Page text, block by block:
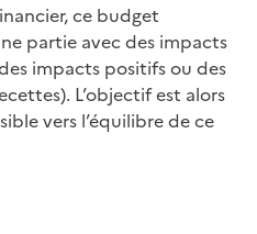
ce budget
partie avec des impacts
impacts positifs ou des
L’objectif est alors
vers l’équilibre de ce